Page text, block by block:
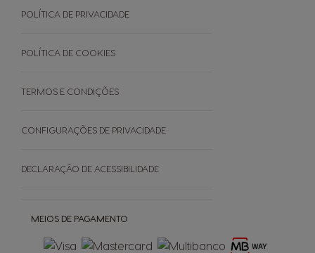
EVENTOS
Garantias
Promoções
SOBRE
Cápsulas Castanhas
MEIOS DE PAGAMENTO
POLÍTICA DE PRIVACIDADE
POLÍTICA DE COOKIES
TERMOS E CONDIÇÕES
CONFIGURAÇÕES DE PRIVACIDADE
DECLARAÇÃO DE ACESSIBILIDADE